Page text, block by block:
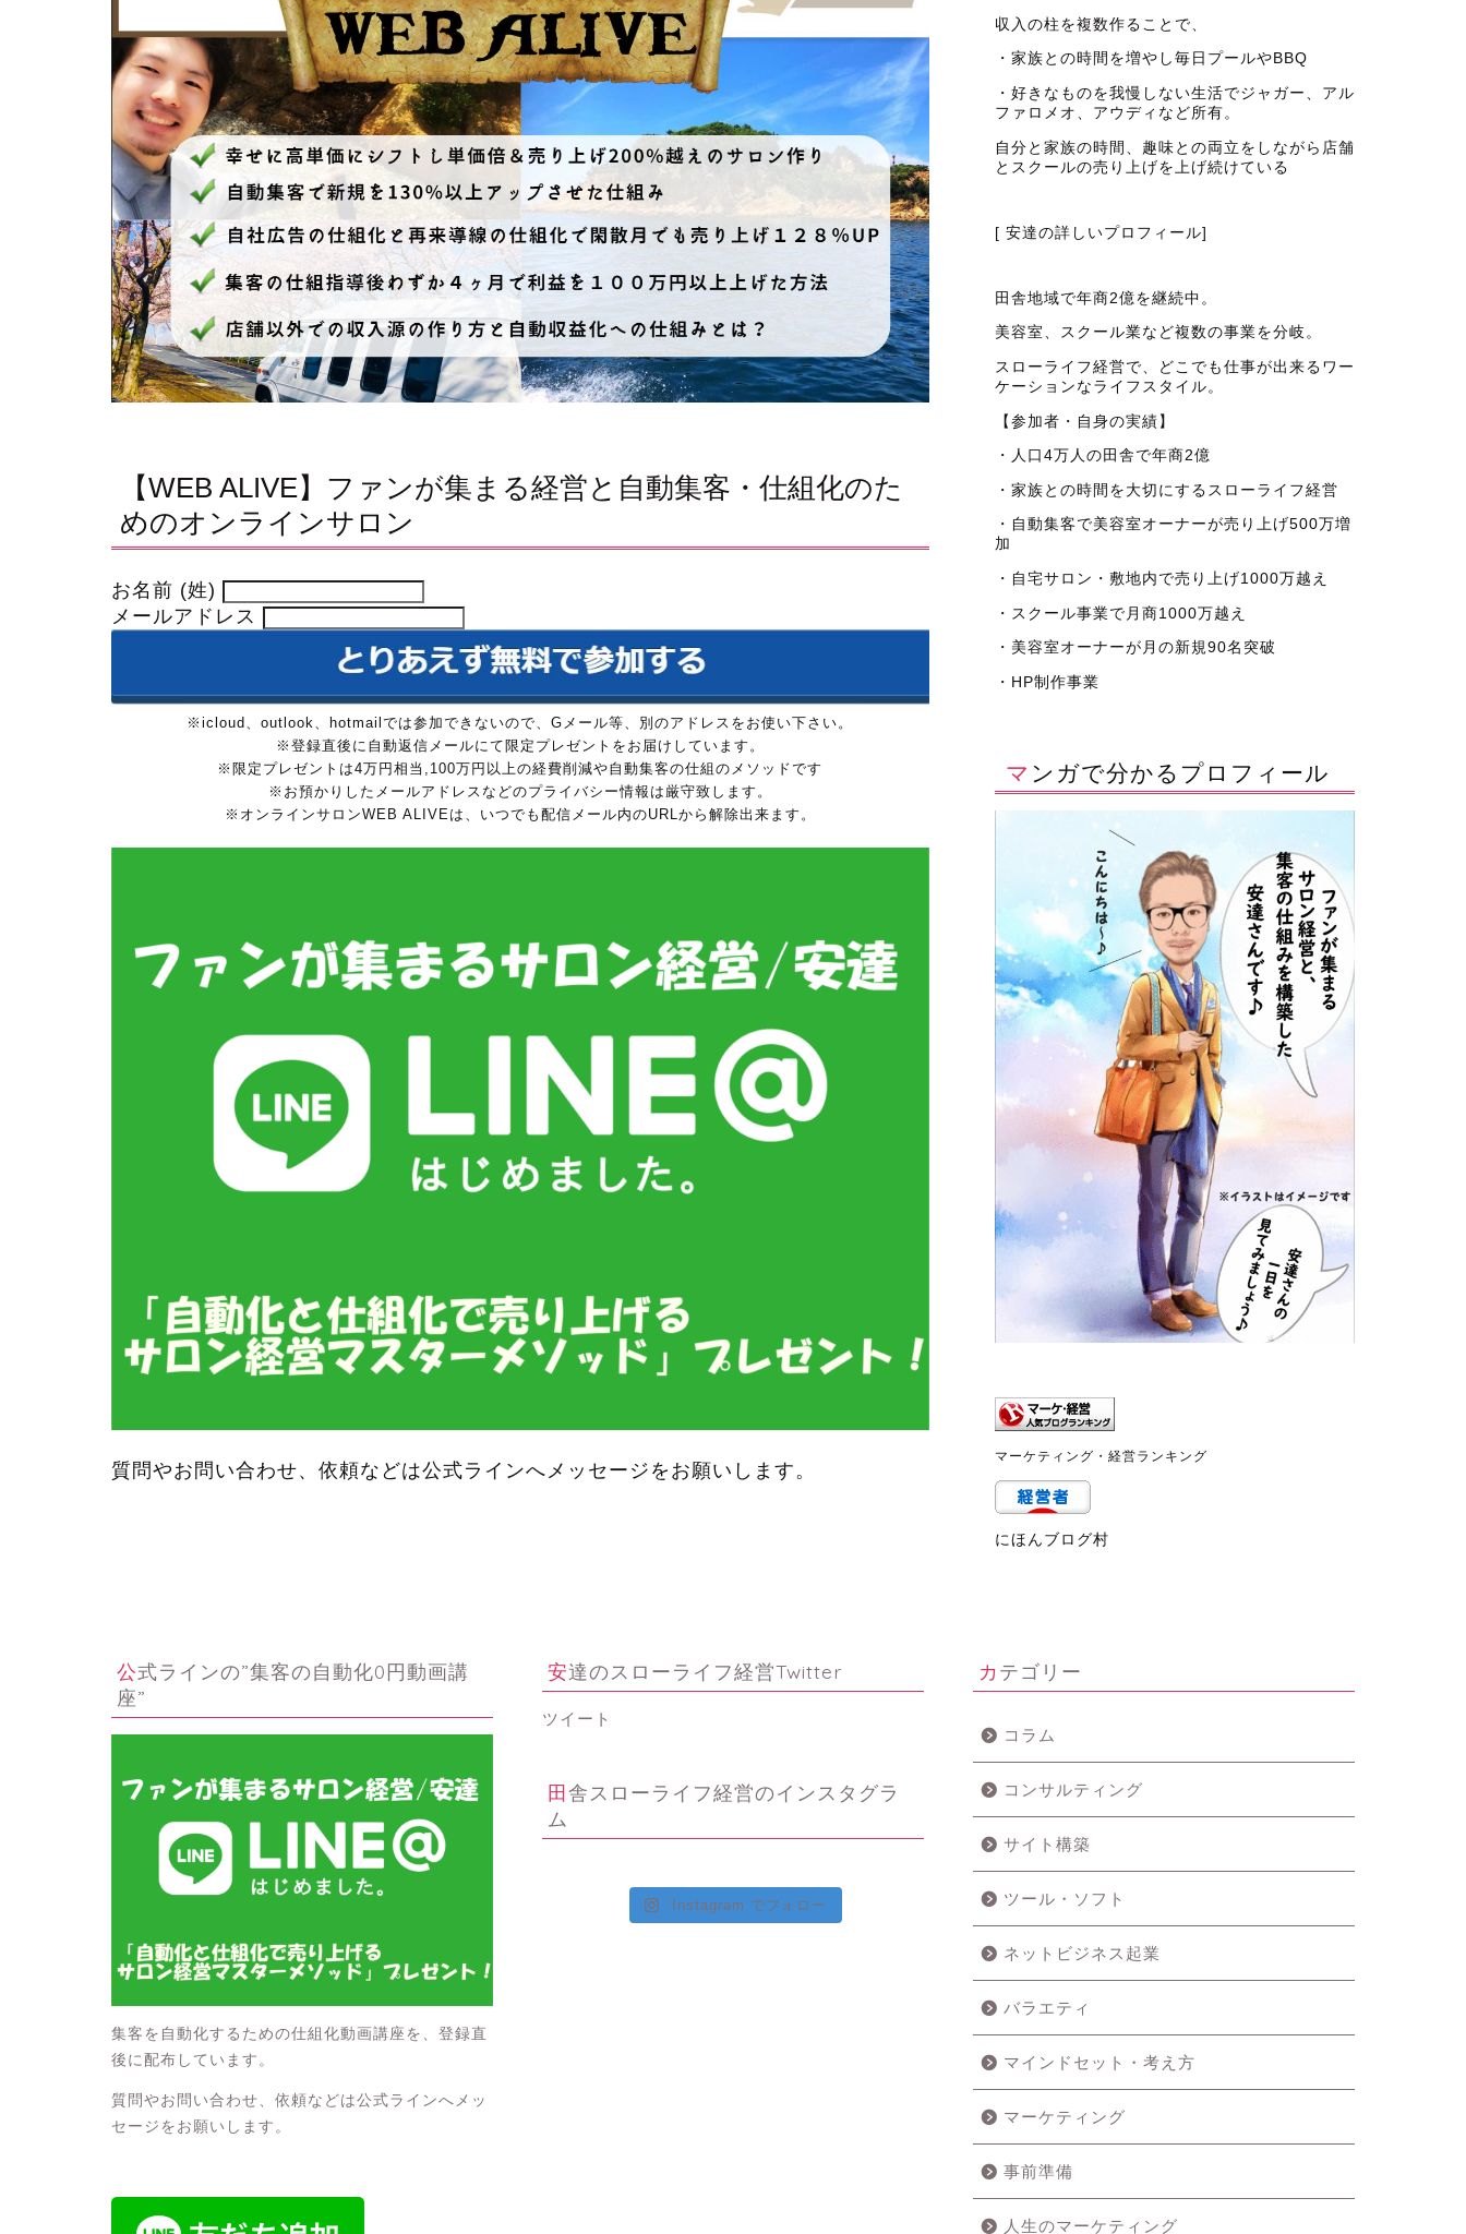
【WEB ALIVE】ファンが集まる経営と自動集客・仕組化のた
めのオンラインサロン
お名前 (姓)
メールアドレス
※icloud、outlook、hotmailでは参加できないので、Gメール等、別のアドレスをお使い下さい。
※登録直後に自動返信メールにて限定プレゼントをお届けしています。
※限定プレゼントは4万円相当,100万円以上の経費削減や自動集客の仕組のメソッドです
※お預かりしたメールアドレスなどのプライバシー情報は厳守致します。
※オンラインサロンWEB ALIVEは、いつでも配信メール内のURLから解除出来ます。
質問やお問い合わせ、依頼などは公式ラインへメッセージをお願いします。
収入の柱を複数作ることで、
・家族との時間を増やし毎日プールやBBQ
・好きなものを我慢しない生活でジャガー、アル
ファロメオ、アウディなど所有。
自分と家族の時間、趣味との両立をしながら店舗
とスクールの売り上げを上げ続けている
[ 安達の詳しいプロフィール]
田舎地域で年商2億を継続中。
美容室、スクール業など複数の事業を分岐。
スローライフ経営で、どこでも仕事が出来るワー
ケーションなライフスタイル。
【参加者・自身の実績】
・人口4万人の田舎で年商2億
・家族との時間を大切にするスローライフ経営
・自動集客で美容室オーナーが売り上げ500万増
加
・自宅サロン・敷地内で売り上げ1000万越え
・スクール事業で月商1000万越え
・美容室オーナーが月の新規90名突破
・HP制作事業
マンガで分かるプロフィール
マーケティング・経営ランキング
にほんブログ村
公式ラインの”集客の自動化0円動画講
座”
集客を自動化するための仕組化動画講座を、登録直
後に配布しています。
質問やお問い合わせ、依頼などは公式ラインへメッ
セージをお願いします。
安達のスローライフ経営Twitter
ツイート
田舎スローライフ経営のインスタグラ
ム
Instagram でフォロー
カテゴリー
コラム
コンサルティング
サイト構築
ツール・ソフト
ネットビジネス起業
バラエティ
マインドセット・考え方
マーケティング
事前準備
人生のマーケティング